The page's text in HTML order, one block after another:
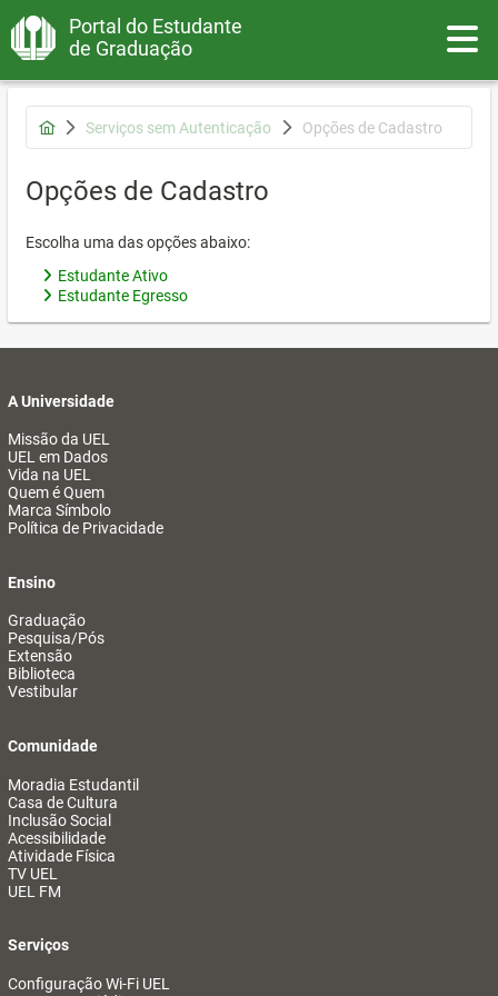
Portal do Estudante
de Graduação
Serviços sem Autenticação Opções de Cadastro
Opções de Cadastro
Escolha uma das opções abaixo:
Estudante Ativo
Estudante Egresso
A Universidade
Missão da UEL
UEL em Dados
Vida na UEL
Quem é Quem
Marca Símbolo
Política de Privacidade
Ensino
Graduação
Pesquisa/Pós
Extensão
Biblioteca
Vestibular
Comunidade
Moradia Estudantil
Casa de Cultura
Inclusão Social
Acessibilidade
Atividade Física
TV UEL
UEL FM
Serviços
Configuração Wi-Fi UEL